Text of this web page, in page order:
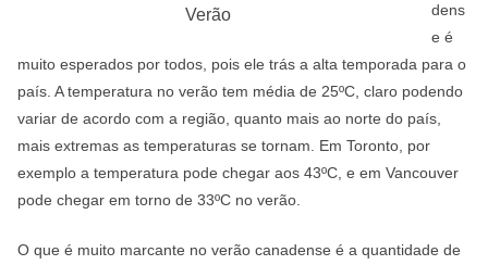
Verão
dens
e é
muito esperados por todos, pois ele trás a alta temporada para o
país. A temperatura no verão tem média de 25ºC, claro podendo
variar de acordo com a região, quanto mais ao norte do país,
mais extremas as temperaturas se tornam. Em Toronto, por
exemplo a temperatura pode chegar aos 43ºC, e em Vancouver
pode chegar em torno de 33ºC no verão.
O que é muito marcante no verão canadense é a quantidade de